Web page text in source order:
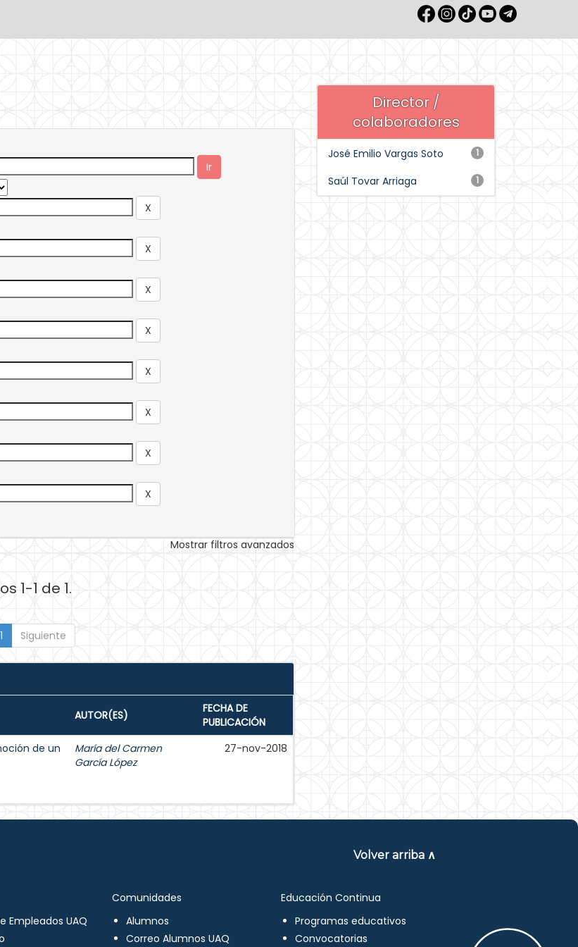
Mostrar filtros avanzados
1-1 de 1.
1 Siguiente
AUTOR(ES)
FECHA DE
PUBLICACIÓN
de un
María del Carmen
García López
27-nov-2018
Director /
colaboradores
1
José Emilio Vargas Soto
1
Saúl Tovar Arriaga
Volver arriba ∧
Empleados UAQ
Comunidades
Alumnos
Correo Alumnos UAQ
Educación Continua
Programas educativos
Convocatorias